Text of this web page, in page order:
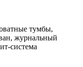
тумбы,
журнальный
система